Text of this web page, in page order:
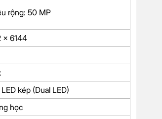
rộng: 50 MP
x 6144
kép (Dual LED)
học